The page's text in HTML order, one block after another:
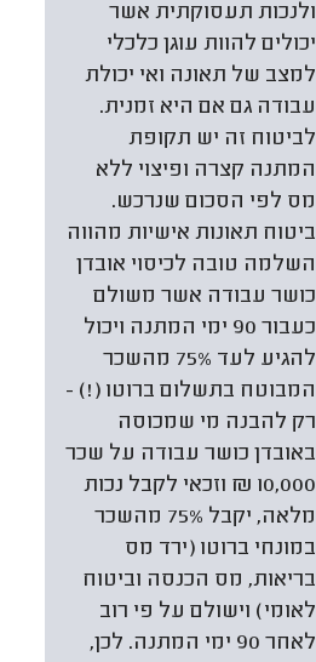
ולנכות תעסוקתית אשר
יכולים להוות עוגן כלכלי
למצב של תאונה ואי יכולת
עבודה גם אם היא זמנית.
לביטוח זה יש תקופת
המתנה קצרה ופיצוי ללא
מס לפי הסכום שנרכש.
ביטוח תאונות אישיות מהווה
השלמה טובה לכיסוי אובדן
כושר עבודה אשר משולם
כעבור 90 ימי המתנה ויכול
להגיע לעד 75% מהשכר
המבוטח בתשלום ברוטו (!) -
רק להבנה מי שמכוסה
באובדן כושר עבודה על שכר
10,000 ₪ וזכאי לקבל נכות
מלאה, יקבל 75% מהשכר
במונחי ברוטו (ירד מס
בריאות, מס הכנסה וביטוח
לאומי) וישולם על פי רוב
לאחר 90 ימי המתנה. לכן,